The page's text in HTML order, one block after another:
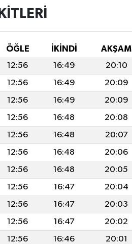
ÖĞLE İKINDI AKŞAM
12:56 16:49 20:10
12:56 16:49 20:09
12:56 16:49 20:09
12:56 16:48 20:08
12:56 16:48 20:07
12:56 16:48 20:06
12:56 16:48 20:05
12:56 16:47 20:04
12:56 16:47 20:03
12:56 16:47 20:02
12:56 16:46 20:01